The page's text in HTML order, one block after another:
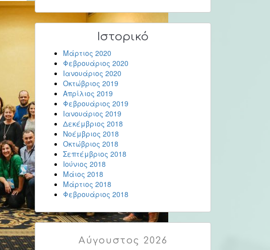
Ιστορικό
Μάρτιος 2020
Φεβρουάριος 2020
Ιανουάριος 2020
Οκτώβριος 2019
Απρίλιος 2019
Φεβρουάριος 2019
Ιανουάριος 2019
Δεκέμβριος 2018
Νοέμβριος 2018
Οκτώβριος 2018
Σεπτέμβριος 2018
Ιούνιος 2018
Μάιος 2018
Μάρτιος 2018
Φεβρουάριος 2018
Αύγουστος 2026